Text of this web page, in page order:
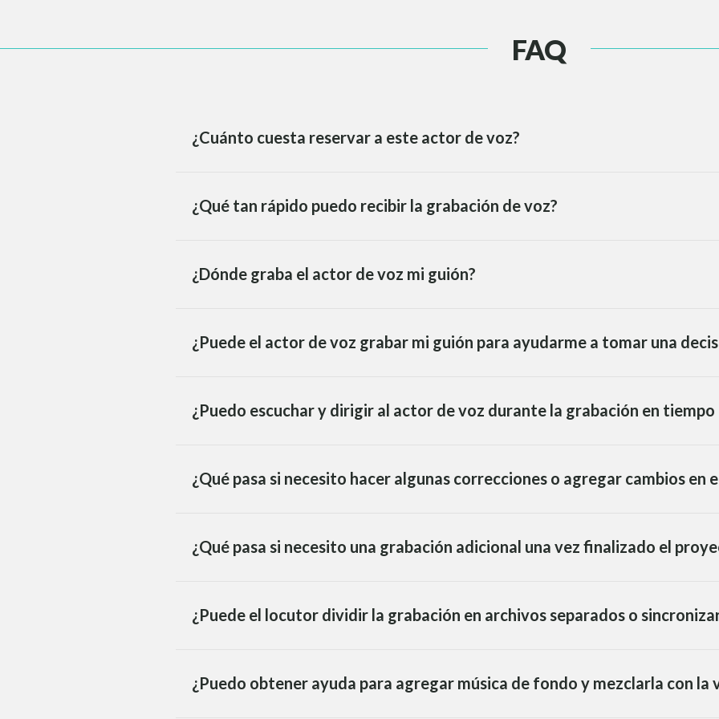
FAQ
¿Cuánto cuesta reservar a este actor de voz?
¿Qué tan rápido puedo recibir la grabación de voz?
¿Dónde graba el actor de voz mi guión?
¿Puede el actor de voz grabar mi guión para ayudarme a tomar una
¿Puedo escuchar y dirigir al actor de voz durante la grabación en tiempo
¿Qué pasa si necesito hacer algunas correcciones o agregar cambios en
¿Qué pasa si necesito una grabación adicional una vez finalizado el
¿Puede el locutor dividir la grabación en archivos separados o
¿Puedo obtener ayuda para agregar música de fondo y mezclarla con la